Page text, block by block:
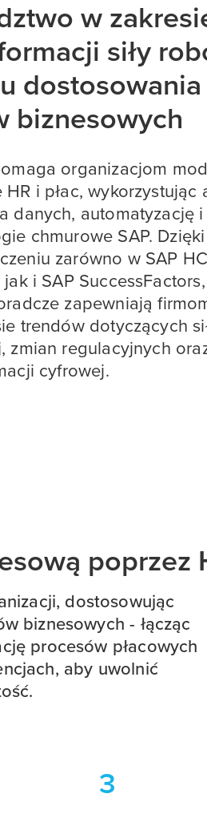
w
siły
biznesowych
organizacjom
i płac, wykorzystując
danych, automatyzację i
chmurowe SAP. Dzięki
zarówno w SAP
jak i SAP
zapewniają
trendów dotyczących
zmian regulacyjnych
cyfrowej.
poprzez
dostosowując
biznesowych - łącząc
procesów płacowych
aby uwolnić
3